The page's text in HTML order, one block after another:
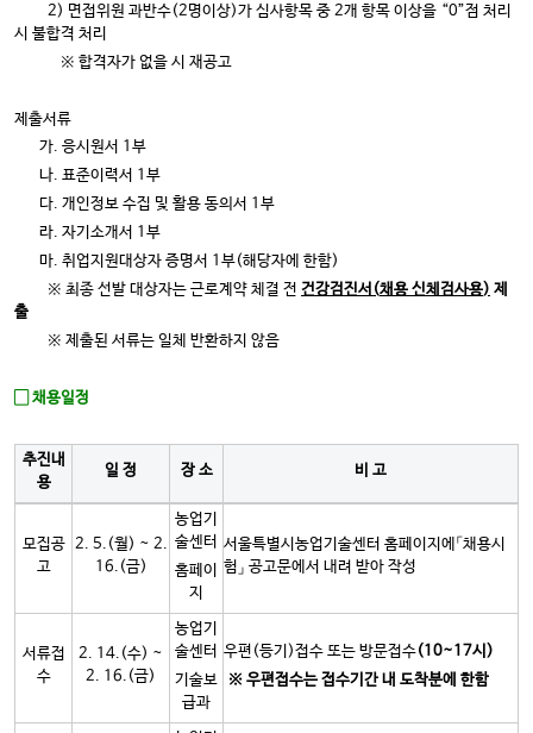
2) 면접위원 과반수(2명이상)가 심사항목 중 2개 항목 이상을 “0”점 처리
시 불합격 처리
※ 합격자가 없을 시 재공고
제출서류
가. 응시원서 1부
나. 표준이력서 1부
다. 개인정보 수집 및 활용 동의서 1부
라. 자기소개서 1부
마. 취업지원대상자 증명서 1부(해당자에 한함)
※ 최종 선발 대상자는 근로계약 체결 전 건강검진서 (채용 신체검사용) 제
출
※ 제출된 서류는 일체 반환하지 않음
▢ 채용일정
추진내
용
일 정 장 소 비 고
모집공
고
2. 5.(월) ~ 2.
16.(금)
농업기
술센터
홈페이
지
서울특별시농업기술센터 홈페이지에「채용시
험」 공고문에서 내려 받아 작성
서류접
수
2. 14.(수) ~
2. 16.(금)
농업기
술센터
기술보
급과
우편(등기)접수 또는 방문접수(10~17시 )
※ 우편접수는 접수기간 내 도착분에 한함